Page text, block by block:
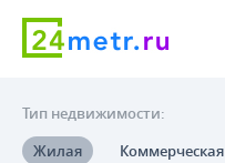
Тип недвижимости:
Жилая
Коммерческая